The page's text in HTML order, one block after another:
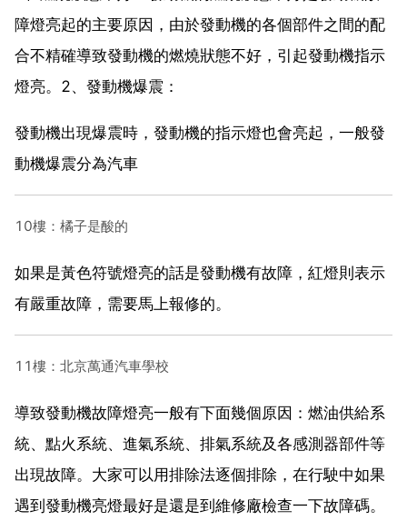
障燈亮起的主要原因，由於發動機的各個部件之間的配
合不精確導致發動機的燃燒狀態不好，引起發動機指示
燈亮。2、發動機爆震：
發動機出現爆震時，發動機的指示燈也會亮起，一般發
動機爆震分為汽車
10樓：橘子是酸的
如果是黃色符號燈亮的話是發動機有故障，紅燈則表示
有嚴重故障，需要馬上報修的。
11樓：北京萬通汽車學校
導致發動機故障燈亮一般有下面幾個原因：燃油供給系
統、點火系統、進氣系統、排氣系統及各感測器部件等
出現故障。大家可以用排除法逐個排除，在行駛中如果
遇到發動機亮燈最好是還是到維修廠檢查一下故障碼。